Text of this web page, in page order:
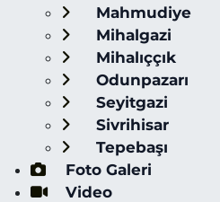
Mahmudiye
Mihalgazi
Mihalıççık
Odunpazarı
Seyitgazi
Sivrihisar
Tepebaşı
Foto Galeri
Video